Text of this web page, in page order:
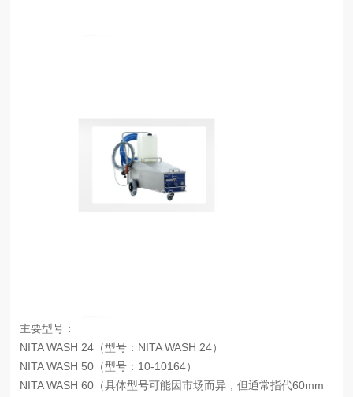
主要型号：
NITA WASH 24（型号：NITA WASH 24）‍
NITA WASH 50（型号：10-10164）‍
NITA WASH 60（具体型号可能因市场而异，但通常指代60mm